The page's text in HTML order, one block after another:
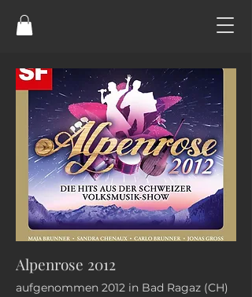
Alpenrose 2012
aufgenommen 2012 in Bad Ragaz (CH)